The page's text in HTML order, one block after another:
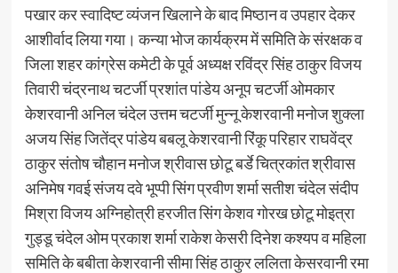
पखार कर स्वादिष्ट व्यंजन खिलाने के बाद मिष्ठान व उपहार देकर
आशीर्वाद लिया गया। कन्या भोज कार्यक्रम में समिति के संरक्षक व
जिला शहर कांग्रेस कमेटी के पूर्व अध्यक्ष रविंद्र सिंह ठाकुर विजय
तिवारी चंद्रनाथ चटर्जी प्रशांत पांडेय अनूप चटर्जी ओमकार
केशरवानी अनिल चंदेल उत्तम चटर्जी मुन्नू केशरवानी मनोज शुक्ला
अजय सिंह जितेंद्र पांडेय बबलू केशरवानी रिंकू परिहार राघवेंद्र
ठाकुर संतोष चौहान मनोज श्रीवास छोटू बर्डे चित्रकांत श्रीवास
अनिमेष गवई संजय दवे भूप्पी सिंग प्रवीण शर्मा सतीश चंदेल संदीप
मिश्रा विजय अग्निहोत्री हरजीत सिंग केशव गोरख छोटू मोइत्रा
गुड्डू चंदेल ओम प्रकाश शर्मा राकेश केसरी दिनेश कश्यप व महिला
समिति के बबीता केशरवानी सीमा सिंह ठाकुर ललिता केसरवानी रमा